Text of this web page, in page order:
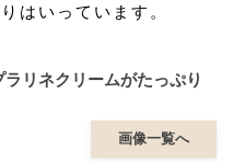
はいっています。
リネクリームがたっぷり
画像一覧へ